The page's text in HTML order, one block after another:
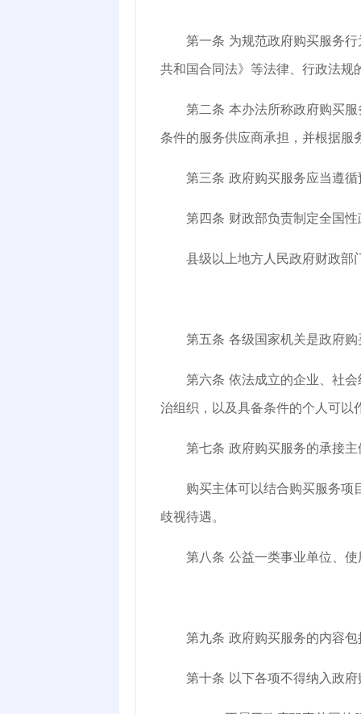
第一条 为规范政府购买服务
共和国合同法》等法律、行政法规
第二条 本办法所称政府购买
条件的服务供应商承担，并根据服
第三条 政府购买服务应当遵
第四条 财政部负责制定全国
县级以上地方人民政府财政部
第五条 各级国家机关是政府
第六条 依法成立的企业、社
治组织，以及具备条件的个人可以
第七条 政府购买服务的承接
购买主体可以结合购买服务项目
歧视待遇。
第八条 公益一类事业单位、
第九条 政府购买服务的内容
第十条 以下各项不得纳入政